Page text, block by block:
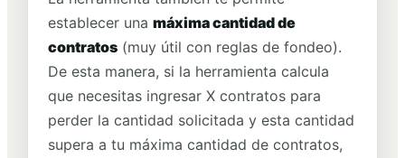
establecer unamáxima cantidad de
contratos (muy útil con reglas de fondeo).
De esta manera, si la herramienta calcula
que necesitas ingresar X contratos para
perder la cantidad solicitada y esta cantidad
supera a tu máxima cantidad de contratos,